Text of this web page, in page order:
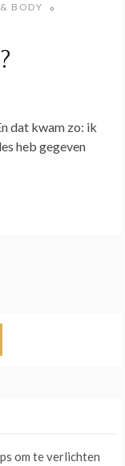
BODY
dat kwam zo: ik
heb gegeven
om te verlichten